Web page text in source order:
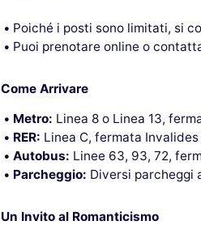
Poiché i posti sono limitati, si
Puoi prenotare online o
Come Arrivare
Metro: Linea 8 o Linea 13,
RER: Linea C, fermata Invalides
Autobus: Linee 63, 93, 72,
Parcheggio: Diversi parcheggi
Un Invito al Romanticismo